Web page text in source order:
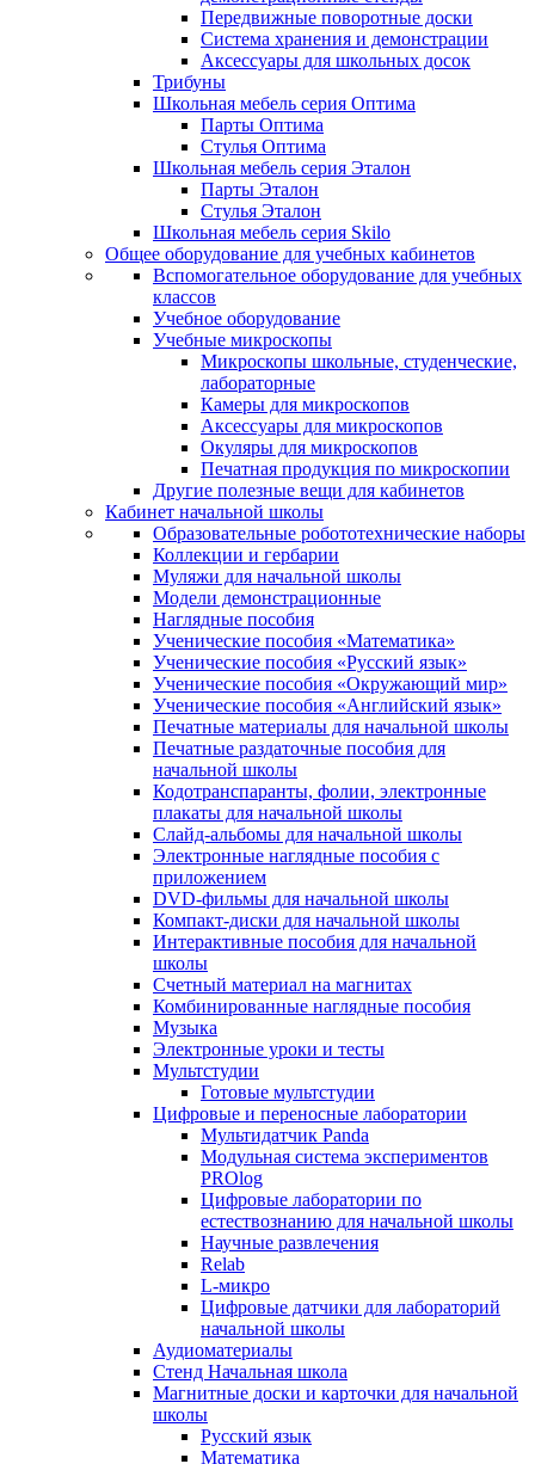
Передвижные поворотные доски
Система хранения и демонстрации
Аксессуары для школьных досок
Трибуны
Школьная мебель серия Оптима
Парты Оптима
Стулья Оптима
Школьная мебель серия Эталон
Парты Эталон
Стулья Эталон
Школьная мебель серия Skilo
Общее оборудование для учебных кабинетов
Вспомогательное оборудование для учебных
классов
Учебное оборудование
Учебные микроскопы
Микроскопы школьные, студенческие,
лабораторные
Камеры для микроскопов
Аксессуары для микроскопов
Окуляры для микроскопов
Печатная продукция по микроскопии
Другие полезные вещи для кабинетов
Кабинет начальной школы
Образовательные робототехнические наборы
Коллекции и гербарии
Муляжи для начальной школы
Модели демонстрационные
Наглядные пособия
Ученические пособия «Математика»
Ученические пособия «Русский язык»
Ученические пособия «Окружающий мир»
Ученические пособия «Английский язык»
Печатные материалы для начальной школы
Печатные раздаточные пособия для
начальной школы
Кодотранспаранты, фолии, электронные
плакаты для начальной школы
Слайд-альбомы для начальной школы
Электронные наглядные пособия с
приложением
DVD-фильмы для начальной школы
Компакт-диски для начальной школы
Интерактивные пособия для начальной
школы
Счетный материал на магнитах
Комбинированные наглядные пособия
Музыка
Электронные уроки и тесты
Мультстудии
Готовые мультстудии
Цифровые и переносные лаборатории
Мультидатчик Panda
Модульная система экспериментов
PROlog
Цифровые лаборатории по
естествознанию для начальной школы
Научные развлечения
Relab
L-микро
Цифровые датчики для лабораторий
начальной школы
Аудиоматериалы
Стенд Начальная школа
Магнитные доски и карточки для начальной
школы
Русский язык
Математика